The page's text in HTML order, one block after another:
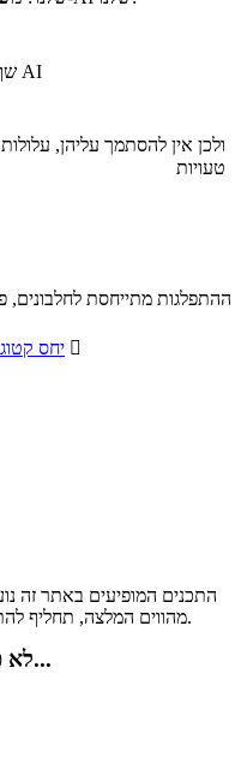
שף AI
טעויות
ההתפלגות מתייחסת לחלבונים,
יחס 
התכנים המופיעים באתר זה
מהווים המלצה, תחליף להתייעצות עם מומחה או קבלת ייעוץ רפואי.
לא כדאי לפספס...